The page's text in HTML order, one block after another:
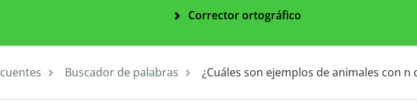
Corrector ortográfico
Buscador de palabras ¿Cuáles son ejemplos de animales con n